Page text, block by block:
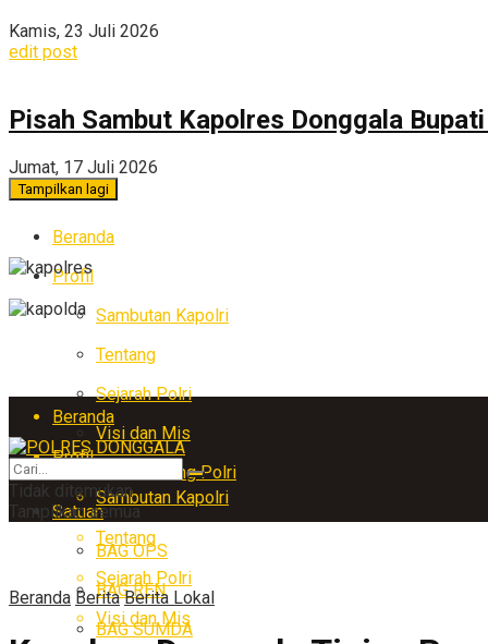
Kamis, 23 Juli 2026
edit post
Pisah Sambut Kapolres Donggala
Jumat, 17 Juli 2026
Tampilkan lagi
Beranda
Profil
Sambutan Kapolri
Tentang
Sejarah Polri
Visi dan Mis
Arti Lambang Polri
Satuan
BAG OPS
BAG REN
BAG SUMDA
Beranda
Profil
Sambutan Kapolri
Tentang
Sejarah Polri
Visi dan Mis
Tidak ditemukan
Tampilkan semua
Beranda Berita Berita Lokal